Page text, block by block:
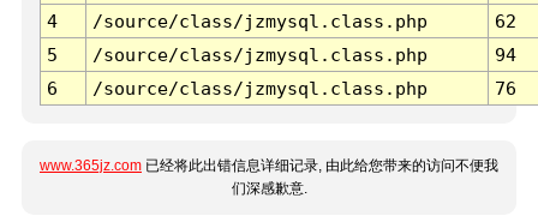
4
/source/class/jzmysql.class.php
62
5
/source/class/jzmysql.class.php
94
6
/source/class/jzmysql.class.php 76
www.365jz.com 已经将此出错信息详细记录, 由此给您带来的访问不便我
们深感歉意.